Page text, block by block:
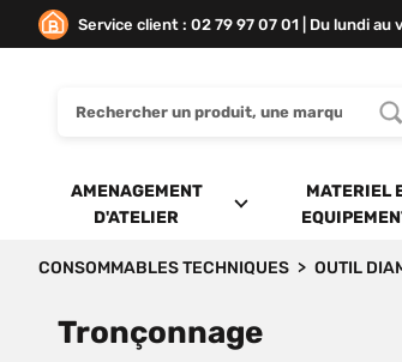
Service client : 02 79 97 07 01 | Du lundi
AMENAGEMENT
D'ATELIER
MATERIEL
CONSOMMABLES TECHNIQUES OUTIL
Tronçonnage